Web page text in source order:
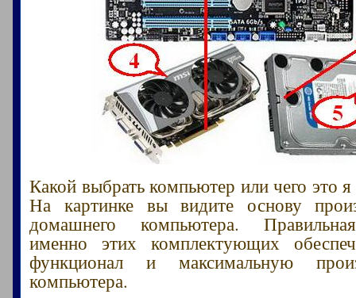
Какой выбрать компьютер или чего это
На картинке вы видите основу
домашнего компьютера.
именно этих комплектующих
функционал и максимальную
компьютера.